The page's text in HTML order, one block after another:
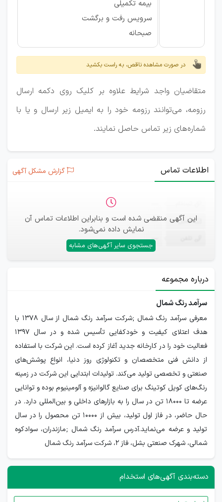
بیمه تکمیلی
سرویس رفت و برگشت
صبحانه
در صورت مشاهده ناقص، به راست بکشید
متقاضیان واجد شرایط علاوه بر کلیک روی دکمه ارسال
رزومه، می‌توانند رزومه خود را به ایمیل زیر ارسال و یا با
شماره‌های زیر تماس حاصل نمایند.
اطلاعات تماس گزارش مشکل آگهی
این آگهی منقضی شده است و بنابراین اطلاعات تماس آن
نمایش داده نمی‌شود.
جستجوی سایر آگهی‌های مشابه
ایمیل —
—
درباره مجموعه
سرآمد رنگ شمال
معرفی سرآمد رنگ شمال ;شرکت سرآمد رنگ شمال از سال 1378 با
هدف اعتلای کیفیت و خودکفایی تأسیس شده و در سال 1397
فعالیت خود را در کارخانه جدید آغاز کرده است. این شرکت با استفاده
از دانش فنی متخصصان و تکنولوژی روز دنیا، انواع پوشش‌های
صنعتی و تخصصی تولید می‌کند. تولیدات ابتدایی این شرکت در زمینه
رنگ‌های کویل کوتینگ برای صنایع گالوانیزه و آلومینیوم بوده و توانایی
عرضه تا 18000 تن در سال را به بازارهای داخلی و بین‌المللی دارد. در
حال حاضر، در فاز اول تولید، بیش از 10000 تن محصول را در سال
تولید و عرضه می‌نماید.آدرس سرآمد رنگ شمال ;مازندران، سوادکوه
شمالی، شهرک صنعتی بشل، فاز 2، شرکت سرآمد رنگ شمال
دسته‌بندی آگهی‌های استخدام